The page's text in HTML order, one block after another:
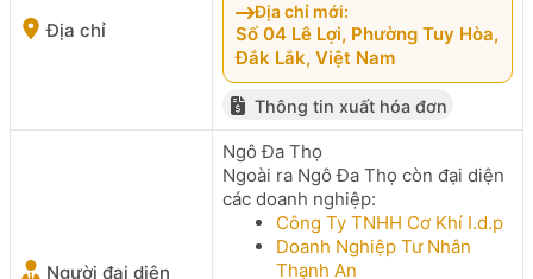
Địa chỉ
Địa chỉ mới:
Số 04 Lê Lợi, Phường Tuy Hòa,
Đắk Lắk, Việt Nam
Thông tin xuất hóa đơn
Người đại diện
Ngô Đa Thọ
Ngoài ra Ngô Đa Thọ còn đại diện
các doanh nghiệp:
Công Ty TNHH Cơ Khí I.d.p
Doanh Nghiệp Tư Nhân
Thạnh An